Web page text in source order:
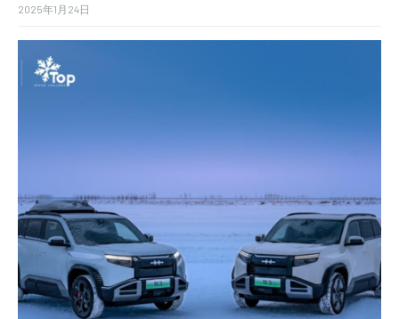
2025年1月24日